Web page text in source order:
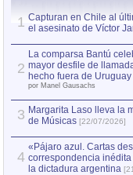
1 Capturan en Chile al
el asesinato de Víctor
2
La comparsa Bantú
mayor desfile de
hecho fuera de Uruguay
por Manel Gausachs
3 Margarita Laso lleva la
de Músicas [22/07/2026]
4
«Pájaro azul. Cartas
correspondencia
la dictadura argentina